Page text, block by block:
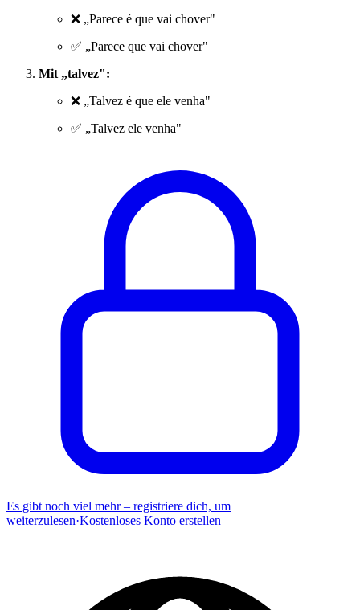
❌ „Parece é que vai chover"
✅ „Parece que vai chover"
Mit „talvez":
❌ „Talvez é que ele venha"
✅ „Talvez ele venha"
Es gibt noch viel mehr – registriere dich, um
weiterzulesen·Kostenloses Konto erstellen